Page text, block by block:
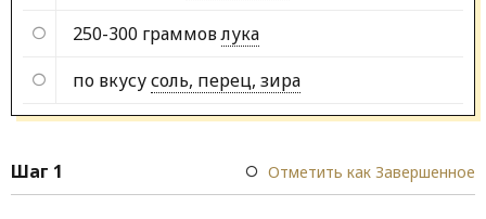
250-300 граммовлука
по вкусусоль, перец, зира
Шаг 1 Отметить как Завершенное